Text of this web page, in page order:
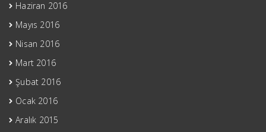
Haziran 2016
Mayıs 2016
Nisan 2016
Mart 2016
Şubat 2016
Ocak 2016
Aralık 2015